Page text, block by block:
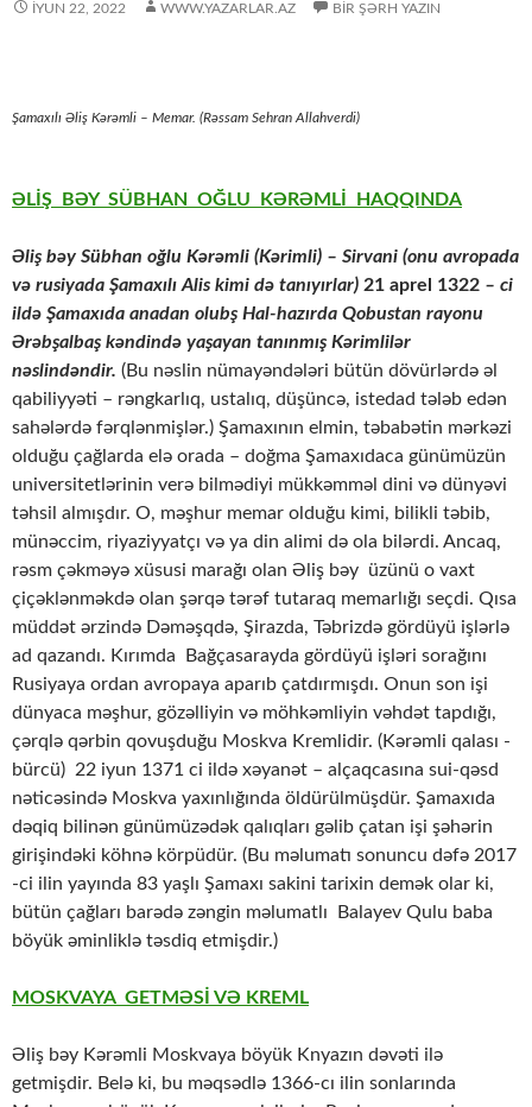
İYUN 22, 2022 WWW.YAZARLAR.AZ BIR ŞƏRH YAZIN
Şamaxılı Əliş Kərəmli – Memar. (Rəssam Sehran Allahverdi)
ƏLİŞ BƏY SÜBHAN OĞLU KƏRƏMLİ HAQQINDA
Əliş bəy Sübhan oğlu Kərəmli (Kərimli) – Sirvani (onu avropada
və rusiyada Şamaxılı Alis kimi də tanıyırlar) 21 aprel 1322 – ci
ildə Şamaxıda anadan olubş Hal-hazırda Qobustan rayonu
Ərəbşalbaş kəndində yaşayan tanınmış Kərimlilər
nəslindəndir. (Bu nəslin nümayəndələri bütün dövürlərdə əl
qabiliyyəti – rəngkarlıq, ustalıq, düşüncə, istedad tələb edən
sahələrdə fərqlənmişlər.) Şamaxının elmin, təbabətin mərkəzi
olduğu çağlarda elə orada – doğma Şamaxıdaca günümüzün
universitetlərinin verə bilmədiyi mükkəmməl dini və dünyəvi
təhsil almışdır. O, məşhur memar olduğu kimi, bilikli təbib,
münəccim, riyaziyyatçı və ya din alimi də ola bilərdi. Ancaq,
rəsm çəkməyə xüsusi marağı olan Əliş bəy üzünü o vaxt
çiçəklənməkdə olan şərqə tərəf tutaraq memarlığı seçdi. Qısa
müddət ərzində Dəməşqdə, Şirazda, Təbrizdə gördüyü işlərlə
ad qazandı. Kırımda Bağçasarayda gördüyü işləri sorağını
Rusiyaya ordan avropaya aparıb çatdırmışdı. Onun son işi
dünyaca məşhur, gözəlliyin və möhkəmliyin vəhdət tapdığı,
çərqlə qərbin qovuşduğu Moskva Kremlidir. (Kərəmli qalası -
bürcü) 22 iyun 1371 ci ildə xəyanət – alçaqcasına sui-qəsd
nəticəsində Moskva yaxınlığında öldürülmüşdür. Şamaxıda
dəqiq bilinən günümüzədək qalıqları gəlib çatan işi şəhərin
girişindəki köhnə körpüdür. (Bu məlumatı sonuncu dəfə 2017
-ci ilin yayında 83 yaşlı Şamaxı sakini tarixin demək olar ki,
bütün çağları barədə zəngin məlumatlı Balayev Qulu baba
böyük əminliklə təsdiq etmişdir.)
MOSKVAYA GETMƏSİ VƏ KREML
Əliş bəy Kərəmli Moskvaya böyük Knyazın dəvəti ilə
getmişdir. Belə ki, bu məqsədlə 1366-cı ilin sonlarında